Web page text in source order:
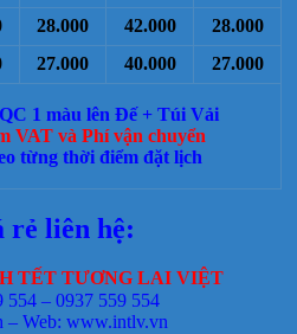
28.000 42.000
28.000
27.000 40.000 27.000
1 màu lên Đế + Túi Vải
VAT và Phí vận chuyển
từng thời điểm đặt lịch
rẻ liên hệ:
TẾT TƯƠNG LAI VIỆT
– 0937 559 554
– Web: www.intlv.vn